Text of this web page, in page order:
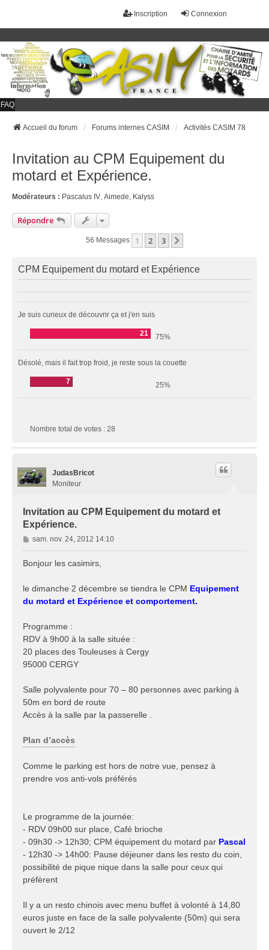
Connexion
Inscription
FAQ
Accueil du forum Forums internes CASIM Activités CASIM 78
Invitation au CPM Equipement du
motard et Expérience.
Modérateurs : Pascalus IV, Aimede, Kalyss
Répondre
56 Messages 1 2 3
CPM Equipement du motard et Expérience
Je suis curieux de découvrir ça et j'en suis
21 75%
Désolé, mais il fait trop froid, je reste sous la couette
7 25%
Nombre total de votes : 28
JudasBricot
Moniteur
Invitation au CPM Equipement du motard et
Expérience.
M
e
s
g
e
sam. nov. 24, 2012 14:10
Bonjour les casimirs,
le dimanche 2 décembre se tiendra le CPM Equipement
du motard et Expérience et comportement.
Programme :
RDV à 9h00 à la salle située :
20 places des Touleuses à Cergy
95000 CERGY
Salle polyvalente pour 70 – 80 personnes avec parking à
50m en bord de route
Accès à la salle par la passerelle .
Plan d’accès
Comme le parking est hors de notre vue, pensez à
prendre vos anti-vols préférés
Le programme de la journée:
- RDV 09h00 sur place, Café brioche
- 09h30 -> 12h30; CPM équipement du motard par Pascal
- 12h30 -> 14h00: Pause déjeuner dans les resto du coin,
possibilité de pique nique dans la salle pour ceux qui
préfèrent
Il y a un resto chinois avec menu buffet à volonté à 14,80
euros juste en face de la salle polyvalente (50m) qui sera
ouvert le 2/12